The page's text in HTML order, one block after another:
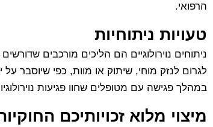
הרפואי.
טעויות ניתוחיות
ניתוחים נוירולוגיים הם הליכים מורכבים
לגרום לנזק מוחי, שיתוק או מוות, כפי שיוסבר
במהלך פגישה עם מטופלים שחוו פגיעות
מיצוי מלוא זכויותיכם